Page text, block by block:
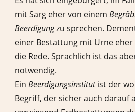
mit Sarg eher von einem
Beerdigungzu sprechen.
einer Bestattung mit Urne
die Rede. Sprachlich ist das
notwendig.
Ein Beerdigungsinstitutist der
Begriff, der sicher auch darauf